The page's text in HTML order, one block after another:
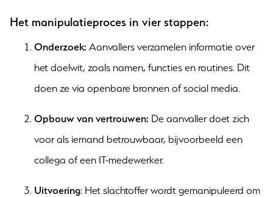
Het manipulatieproces in vier stappen:
Onderzoek: Aanvallers verzamelen informatie over
het doelwit, zoals namen, functies en routines. Dit
doen ze via openbare bronnen of social media.
Opbouw van vertrouwen: De aanvaller doet zich
voor als iemand betrouwbaar, bijvoorbeeld een
collega of een IT-medewerker.
Uitvoering: Het slachtoffer wordt gemanipuleerd om